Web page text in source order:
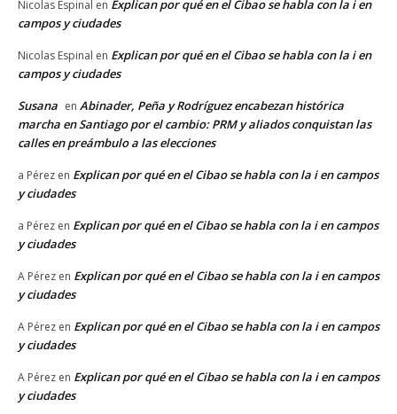
Nicolas Espinal en Explican por qué en el Cibao se habla con la i en
campos y ciudades
Nicolas Espinal en Explican por qué en el Cibao se habla con la i en
campos y ciudades
Susana en Abinader, Peña y Rodríguez encabezan histórica
marcha en Santiago por el cambio: PRM y aliados conquistan las
calles en preámbulo a las elecciones
a Pérez en Explican por qué en el Cibao se habla con la i en campos
y ciudades
a Pérez en Explican por qué en el Cibao se habla con la i en campos
y ciudades
A Pérez en Explican por qué en el Cibao se habla con la i en campos
y ciudades
A Pérez en Explican por qué en el Cibao se habla con la i en campos
y ciudades
A Pérez en Explican por qué en el Cibao se habla con la i en campos
y ciudades